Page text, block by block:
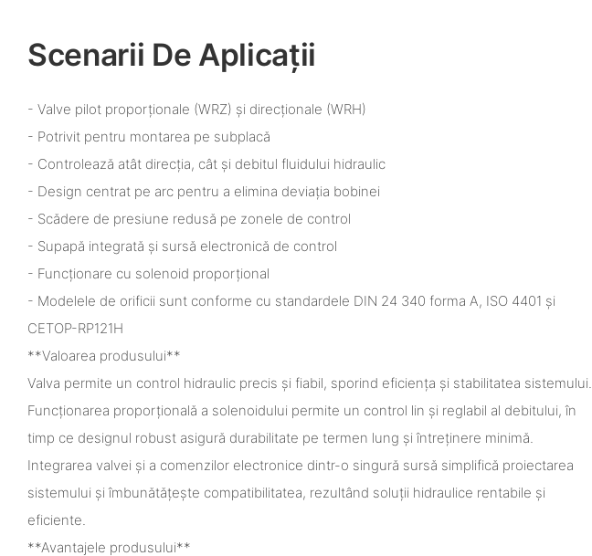
Scenarii De Aplicații
- Valve pilot proporționale (WRZ) și direcționale (WRH)
- Potrivit pentru montarea pe subplacă
- Controlează atât direcția, cât și debitul fluidului hidraulic
- Design centrat pe arc pentru a elimina deviația bobinei
- Scădere de presiune redusă pe zonele de control
- Supapă integrată și sursă electronică de control
- Funcționare cu solenoid proporțional
- Modelele de orificii sunt conforme cu standardele DIN 24 340 forma A, ISO 4401 și
CETOP-RP121H
**Valoarea produsului**
Valva permite un control hidraulic precis și fiabil, sporind eficiența și stabilitatea sistemului.
Funcționarea proporțională a solenoidului permite un control lin și reglabil al debitului, în
timp ce designul robust asigură durabilitate pe termen lung și întreținere minimă.
Integrarea valvei și a comenzilor electronice dintr-o singură sursă simplifică proiectarea
sistemului și îmbunătățește compatibilitatea, rezultând soluții hidraulice rentabile și
eficiente.
**Avantajele produsului**